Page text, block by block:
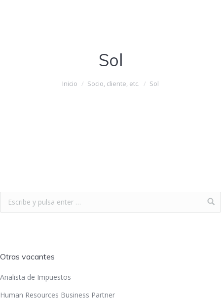
Sol
Inicio Socio, cliente, etc. Sol
Otras vacantes
Analista de Impuestos
Human Resources Business Partner